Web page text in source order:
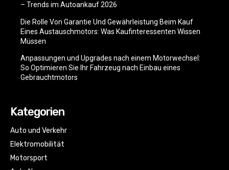
– Trends im Autoankauf 2026
Die Rolle Von Garantie Und Gewährleistung Beim Kauf
Eines Austauschmotors: Was Kaufinteressenten Wissen
Müssen
Anpassungen und Upgrades nach einem Motorwechsel:
So Optimieren Sie Ihr Fahrzeug nach Einbau eines
Gebrauchtmotors
Kategorien
Auto und Verkehr
Elektromobilität
Motorsport